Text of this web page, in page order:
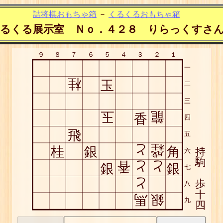
詰将棋おもちゃ箱 － くるくるおもちゃ箱
くる展示室 Ｎｏ．４２８ りらっくすさ
９
一
８
二
７
三
６
四
５
五
４
六
３
七
２
八
１
九
桂 玉
玉 香 龍
飛
桂
銀 と 成
桂 角
銀 香 と と 銀
と
馬 銀 四
十
歩
駒
持